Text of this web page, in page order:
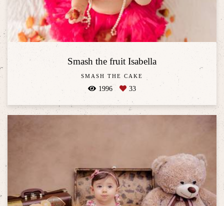
Smash the fruit Isabella
SMASH THE CAKE
1996 33